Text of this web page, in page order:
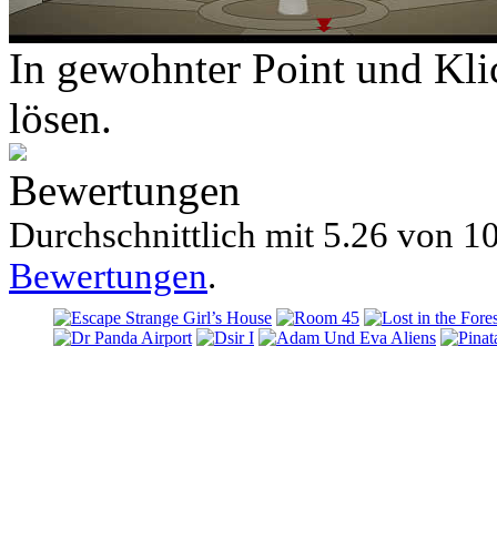
In gewohnter Point und
lösen.
Bewertungen
Durchschnittlich mit 5.26 von
Bewertungen.